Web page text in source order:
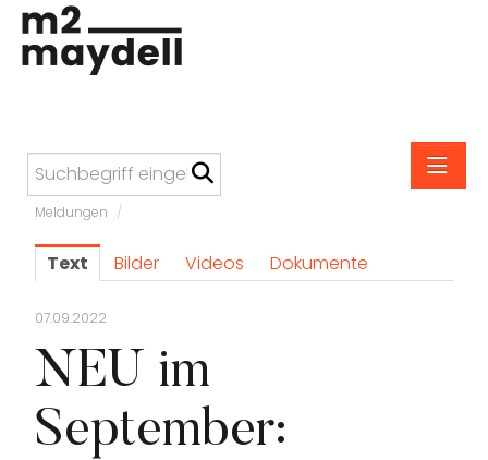
Meldungen
M2 Maydell
Altmann & Kühne
Anonimo
bebe
Carefree
Meldungen /
Text Bilder Videos Dokumente
07.09.2022
NEU im
September: